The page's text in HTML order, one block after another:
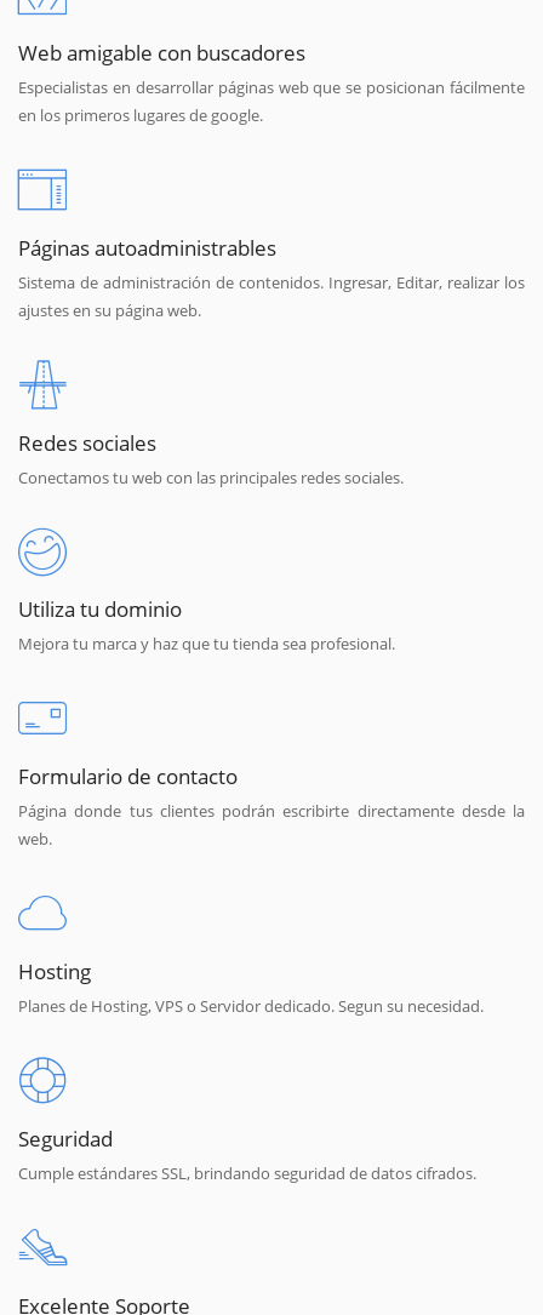
Web amigable con buscadores
Especialistas en desarrollar páginas web que se posicionan fácilmente
en los primeros lugares de google.
Páginas autoadministrables
Sistema de administración de contenidos. Ingresar, Editar, realizar los
ajustes en su página web.
Redes sociales
Conectamos tu web con las principales redes sociales.
Utiliza tu dominio
Mejora tu marca y haz que tu tienda sea profesional.
Formulario de contacto
Página donde tus clientes podrán escribirte directamente desde la
web.
Hosting
Planes de Hosting, VPS o Servidor dedicado. Segun su necesidad.
Seguridad
Cumple estándares SSL, brindando seguridad de datos cifrados.
Excelente Soporte